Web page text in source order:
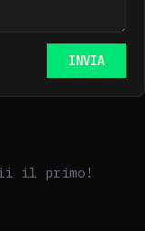
INVIA
Sii il primo!